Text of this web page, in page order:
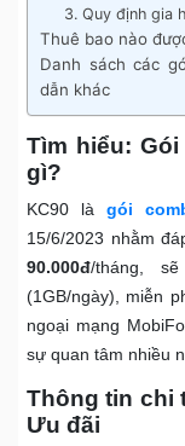
3. Quy định gia
Thuê bao nào
Danh sách các
dẫn khác
Tìm hiểu:
gì?
KC90 là gói
15/6/2023 nhằm
90.000đ/tháng,
(1GB/ngày), miễn
ngoại mạng
sự quan tâm nhiều
Thông tin chi
Ưu đãi